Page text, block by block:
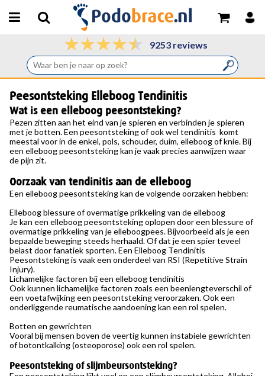
9253 reviews
Peesontsteking Elleboog Tendinitis
Wat is een elleboog peesontsteking?
Pezen zitten aan het eind van je spieren en verbinden je spieren
met je botten. Een peesontsteking of ook wel tendinitis komt
meestal voor in de enkel, pols, schouder, duim,elleboogof knie. Bij
een elleboog peesontsteking kan je vaak precies aanwijzen waar
de pijn zit.
Oorzaak van tendinitis aan de elleboog
Een elleboog peesontsteking kan de volgende oorzaken hebben:
Elleboog blessure of overmatige prikkeling van de elleboog
Je kan een elleboog peesontsteking oplopen door een blessure of
overmatige prikkeling van je elleboogpees. Bijvoorbeeld als je een
bepaalde beweging steeds herhaald. Of dat je een spier teveel
belast door fanatiek sporten. Een Elleboog Tendinitis
Peesontsteking is vaak een onderdeel van RSI (Repetitive Strain
Injury).
Lichamelijke factoren bij een elleboog tendinitis
Ook kunnen lichamelijke factoren zoals een beenlengteverschil of
een voetafwijking een peesontsteking veroorzaken. Ook een
onderliggende reumatische aandoening kan een rol spelen.
Botten en gewrichten
Vooral bij mensen boven de veertig kunnen instabiele gewrichten
of botontkalking (osteoporose) ook een rol spelen.
Peesontsteking of slijmbeursontsteking?